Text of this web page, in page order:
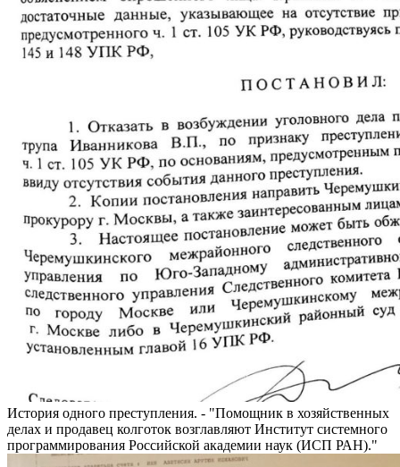
История одного преступления. - "Помощник в хозяйственных
делах и продавец колготок возглавляют Институт системного
программирования Российской академии наук (ИСП РАН)."